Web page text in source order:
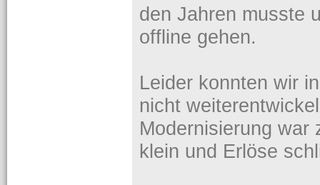
den Jahren musste
offline gehen.
Leider konnten wir
nicht
Modernisierung
klein und Erlöse